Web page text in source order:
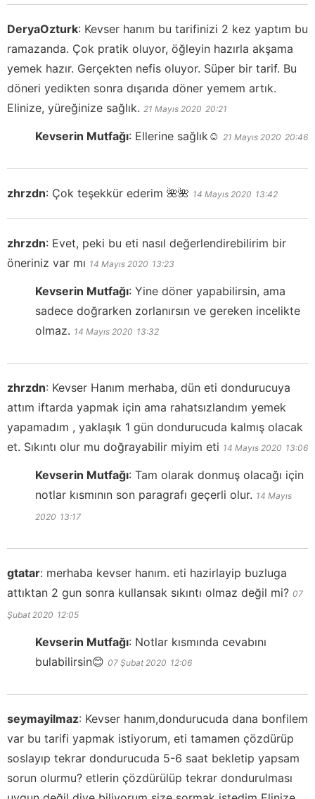
DeryaOzturk: Kevser hanım bu tarifinizi 2 kez yaptım bu
ramazanda. Çok pratik oluyor, öğleyin hazırla akşama
yemek hazır. Gerçekten nefis oluyor. Süper bir tarif. Bu
döneri yedikten sonra dışarıda döner yemem artık.
Elinize, yüreğinize sağlık. 21 Mayıs 2020 20:21
Kevserin Mutfağı: Ellerine sağlık☺️ 21 Mayıs 2020 20:46
zhrzdn: Çok teşekkür ederim 🌺🌺 14 Mayıs 2020 13:42
zhrzdn: Evet, peki bu eti nasıl değerlendirebilirim bir
öneriniz var mı 14 Mayıs 2020 13:23
Kevserin Mutfağı: Yine döner yapabilirsin, ama
sadece doğrarken zorlanırsın ve gereken incelikte
olmaz. 14 Mayıs 2020 13:32
zhrzdn: Kevser Hanım merhaba, dün eti dondurucuya
attım iftarda yapmak için ama rahatsızlandım yemek
yapamadım , yaklaşık 1 gün dondurucuda kalmış olacak
et. Sıkıntı olur mu doğrayabilir miyim eti 14 Mayıs 2020 13:06
Kevserin Mutfağı: Tam olarak donmuş olacağı için
notlar kısmının son paragrafı geçerli olur. 14 Mayıs
2020 13:17
gtatar: merhaba kevser hanım. eti hazirlayip buzluga
attıktan 2 gun sonra kullansak sıkıntı olmaz değil mi? 07
Şubat 2020 12:05
Kevserin Mutfağı: Notlar kısmında cevabını
bulabilirsin😊 07 Şubat 2020 12:06
seymayilmaz: Kevser hanım,dondurucuda dana bonfilem
var bu tarifi yapmak istiyorum, eti tamamen çözdürüp
soslayıp tekrar dondurucuda 5-6 saat bekletip yapsam
sorun olurmu? etlerin çözdürülüp tekrar dondurulması